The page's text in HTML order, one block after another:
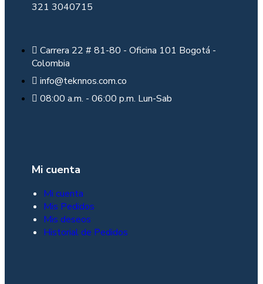
321 3040715
Carrera 22 # 81-80 - Oficina 101 Bogotá -
Colombia
info@teknnos.com.co
08:00 a.m. - 06:00 p.m. Lun-Sab
Mi cuenta
Mi cuenta
Mis Pedidos
Mis deseos
Historial de Pedidos